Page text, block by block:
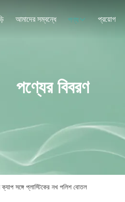
আমাদের সম্বন্ধে পণ্য প্রয়োগ
পণ্যের বিবরণ
সঙ্গে প্লাস্টিকের নখ পলিশ বোতল